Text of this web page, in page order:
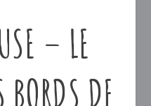
– LE
BORDS DE